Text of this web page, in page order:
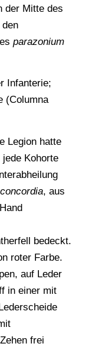
der Mitte des
parazonium
Infanterie;
(Columna
Legion hatte
jede Kohorte
concordia, aus
bedeckt.
roter Farbe.
auf Leder
in einer mit
frei